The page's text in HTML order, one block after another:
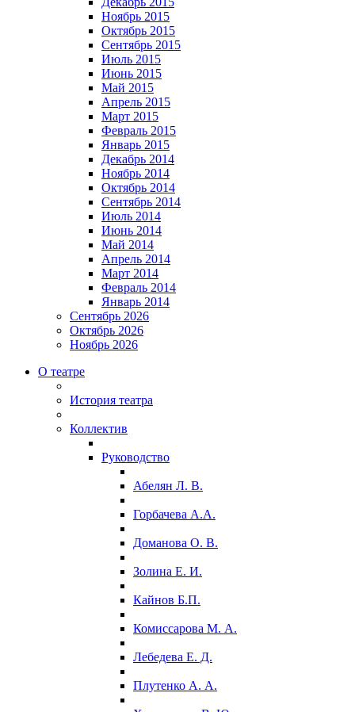
Ноябрь 2015
Октябрь 2015
Сентябрь 2015
Июль 2015
Июнь 2015
Май 2015
Апрель 2015
Март 2015
Февраль 2015
Январь 2015
Декабрь 2014
Ноябрь 2014
Октябрь 2014
Сентябрь 2014
Июль 2014
Июнь 2014
Май 2014
Апрель 2014
Март 2014
Февраль 2014
Январь 2014
Сентябрь 2026
Октябрь 2026
Ноябрь 2026
О театре
История театра
Коллектив
Руководство
Абелян Л. В.
Горбачева А.А.
Доманова О. В.
Золина Е. И.
Кайнов Б.П.
Комиссарова М. А.
Лебедева Е. Д.
Плутенко А. А.